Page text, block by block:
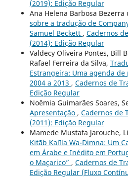
(2019): Edição Regular
Ana Helena Barbosa Bezerra
sobre a tradução de
Samuel Beckett , Cadernos
(2014): Edição Regular
Valdecy Oliveira Pontes, Bill
Rafael Ferreira da Silva,
Estrangeira: Uma agenda
2004 a 2013 , Cadernos de
Edição Regular
Noêmia Guimarães Soares,
Apresentação , Cadernos de
(2011): Edição Regular
Mamede Mustafa Jarouche,
Kitāb Kalīla Wa-Dimna: Um
em Árabe e Inédito em
o Maçarico” , Cadernos de
Edição Regular (Fluxo